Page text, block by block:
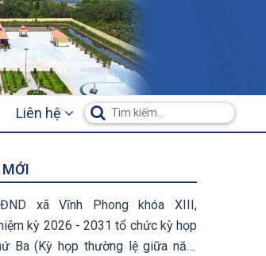
Liên hệ
xã Vĩnh Phong khóa XIII,
kỳ 2026 - 2031 tổ chức kỳ họp
Ba (Kỳ họp thường lệ giữa năm